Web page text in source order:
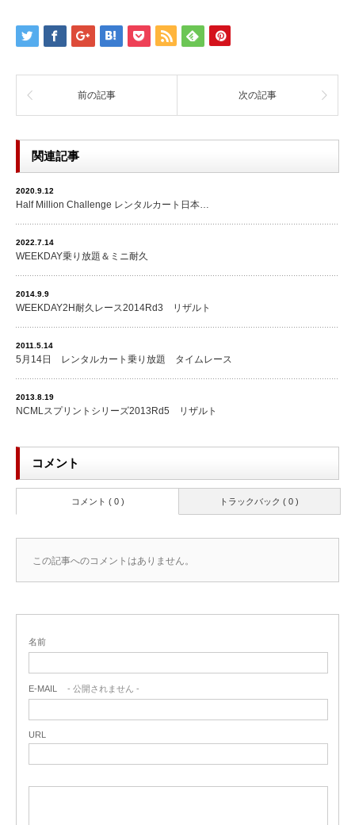
前の記事 次の記事
関連記事
2020.9.12
Half Million Challenge レンタルカート日本…
2022.7.14
WEEKDAY乗り放題＆ミニ耐久
2014.9.9
WEEKDAY2H耐久レース2014Rd3 リザルト
2011.5.14
5月14日 レンタルカート乗り放題 タイムレース
2013.8.19
NCMLスプリントシリーズ2013Rd5 リザルト
コメント
トラックバック ( 0 )
コメント ( 0 )
この記事へのコメントはありません。
名前
E-MAIL - 公開されません -
URL